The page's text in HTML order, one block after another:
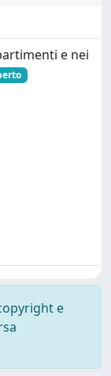
e nei
e